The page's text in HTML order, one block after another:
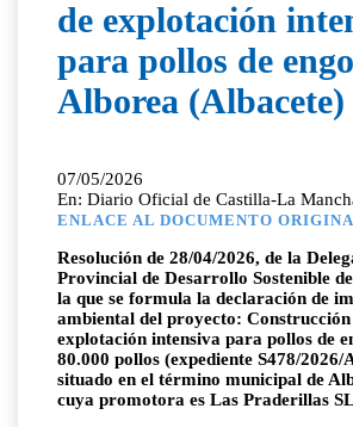
de explotación
para pollos de
Alborea (Albacete)
07/05/2026
En: Diario Oficial de Castilla-La
ENLACE AL DOCUMENTO
Resolución de 28/04/2026, de la
Provincial de Desarrollo Sostenible
la que se formula la declaración de
ambiental del proyecto:
explotación intensiva para pollos de
80.000 pollos (expediente S478/2026/
situado en el término municipal de
cuya promotora es Las Praderillas